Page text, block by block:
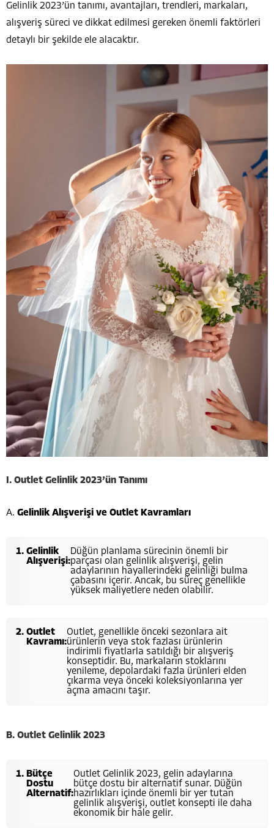
Gelinlik 2023’ün tanımı, avantajları, trendleri, markaları,
alışveriş süreci ve dikkat edilmesi gereken önemli faktörleri
detaylı bir şekilde ele alacaktır.
I. Outlet Gelinlik 2023’ün Tanımı
A. Gelinlik Alışverişi ve Outlet Kavramları
Gelinlik
Alışverişi:
Düğün planlama sürecinin önemli bir
parçası olan gelinlik alışverişi, gelin
adaylarının hayallerindeki gelinliği bulma
çabasını içerir. Ancak, bu süreç genellikle
yüksek maliyetlere neden olabilir.
Outlet
Kavramı:
Outlet, genellikle önceki sezonlara ait
ürünlerin veya stok fazlası ürünlerin
indirimli fiyatlarla satıldığı bir alışveriş
konseptidir. Bu, markaların stoklarını
yenileme, depolardaki fazla ürünleri elden
çıkarma veya önceki koleksiyonlarına yer
açma amacını taşır.
B. Outlet Gelinlik 2023
Bütçe
Dostu
Alternatif:
Outlet Gelinlik 2023, gelin adaylarına
bütçe dostu bir alternatif sunar. Düğün
hazırlıkları içinde önemli bir yer tutan
gelinlik alışverişi, outlet konsepti ile daha
ekonomik bir hale gelir.